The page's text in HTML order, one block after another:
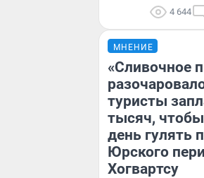
4 644
МНЕНИЕ
«Сливочное
туристы
тысяч,
день гулять
Юрского
Хогвартсу